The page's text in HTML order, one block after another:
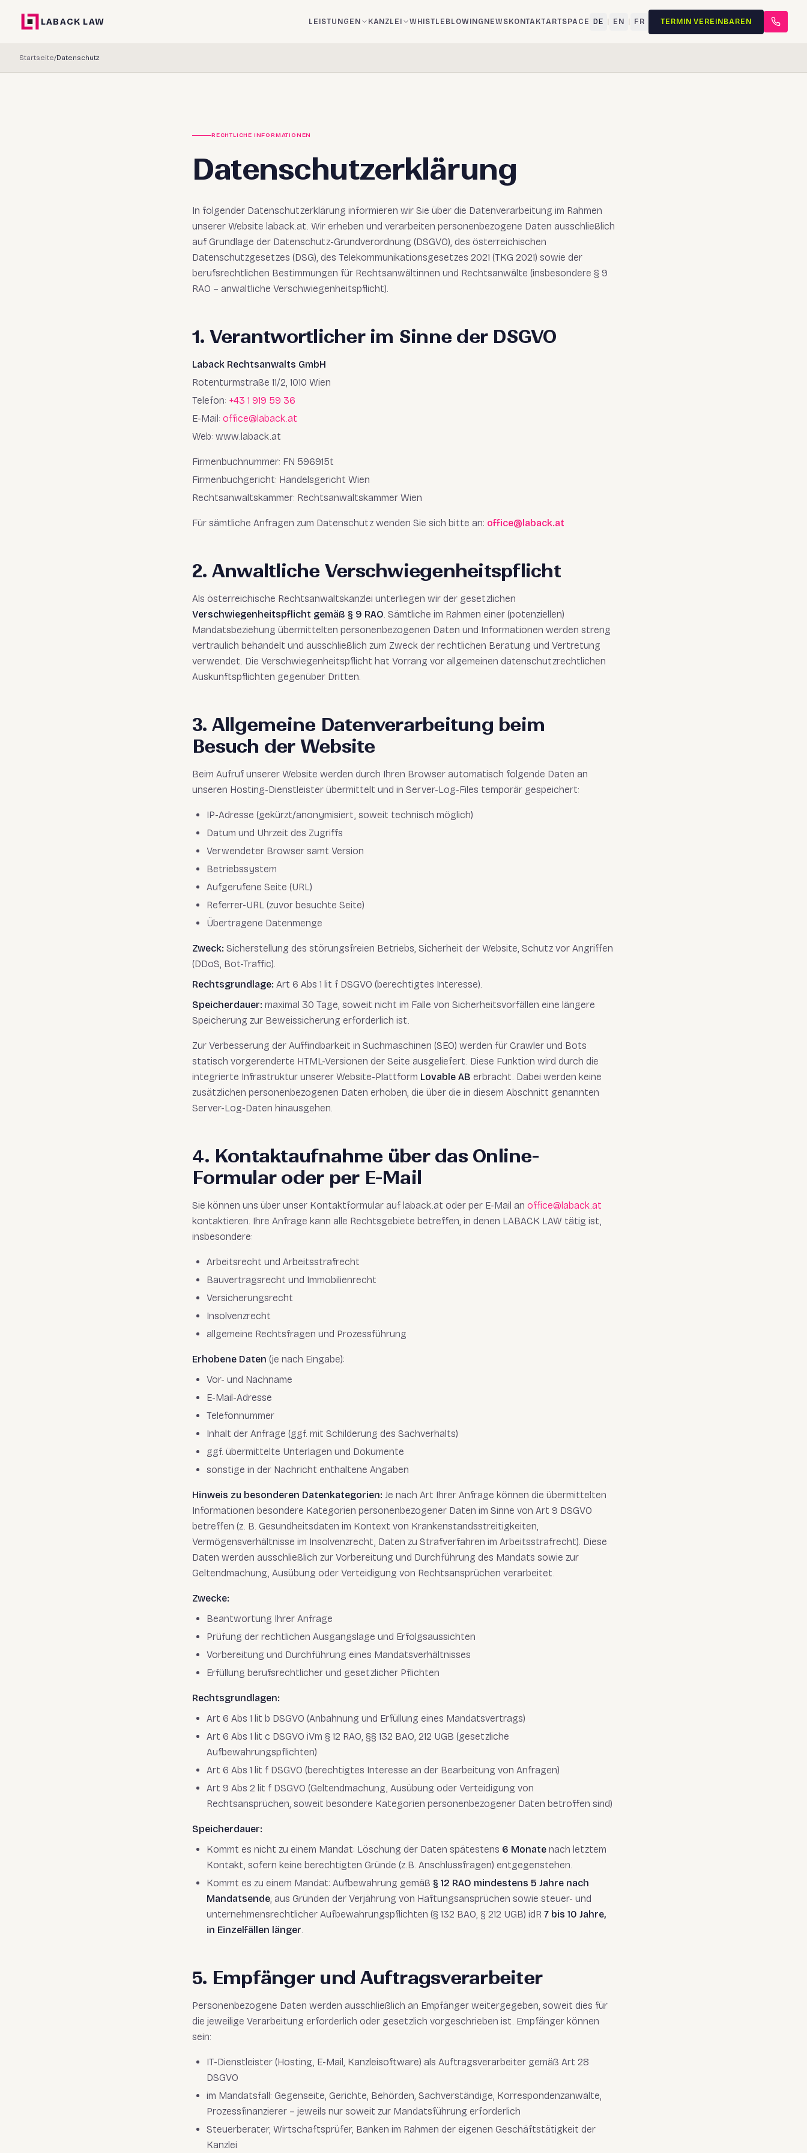
LABACK LAW LEISTUNGEN KANZLEI WHISTLEBLOWING NEWSKONTAKTARTSPACE DE | EN | FR TERMIN VEREINBAREN
Startseite/Datenschutz
RECHTLICHE INFORMATIONEN
Datenschutzerklärung
In folgender Datenschutzerklärung informieren wir Sie über die Datenverarbeitung im Rahmen
unserer Website laback.at. Wir erheben und verarbeiten personenbezogene Daten ausschließlich
auf Grundlage der Datenschutz-Grundverordnung (DSGVO), des österreichischen
Datenschutzgesetzes (DSG), des Telekommunikationsgesetzes 2021 (TKG 2021) sowie der
berufsrechtlichen Bestimmungen für Rechtsanwältinnen und Rechtsanwälte (insbesondere § 9
RAO – anwaltliche Verschwiegenheitspflicht).
1. Verantwortlicher im Sinne der DSGVO
Laback Rechtsanwalts GmbH
Rotenturmstraße 11/2, 1010 Wien
Telefon: +43 1 919 59 36
E-Mail: office@laback.at
Web: www.laback.at
Firmenbuchnummer: FN 596915t
Firmenbuchgericht: Handelsgericht Wien
Rechtsanwaltskammer: Rechtsanwaltskammer Wien
Für sämtliche Anfragen zum Datenschutz wenden Sie sich bitte an: office@laback.at
2. Anwaltliche Verschwiegenheitspflicht
Als österreichische Rechtsanwaltskanzlei unterliegen wir der gesetzlichen
Verschwiegenheitspflicht gemäß § 9 RAO. Sämtliche im Rahmen einer (potenziellen)
Mandatsbeziehung übermittelten personenbezogenen Daten und Informationen werden streng
vertraulich behandelt und ausschließlich zum Zweck der rechtlichen Beratung und Vertretung
verwendet. Die Verschwiegenheitspflicht hat Vorrang vor allgemeinen datenschutzrechtlichen
Auskunftspflichten gegenüber Dritten.
3. Allgemeine Datenverarbeitung beim
Besuch der Website
Beim Aufruf unserer Website werden durch Ihren Browser automatisch folgende Daten an
unseren Hosting-Dienstleister übermittelt und in Server-Log-Files temporär gespeichert:
IP-Adresse (gekürzt/anonymisiert, soweit technisch möglich)
Datum und Uhrzeit des Zugriffs
Verwendeter Browser samt Version
Betriebssystem
Aufgerufene Seite (URL)
Referrer-URL (zuvor besuchte Seite)
Übertragene Datenmenge
Zweck: Sicherstellung des störungsfreien Betriebs, Sicherheit der Website, Schutz vor Angriffen
(DDoS, Bot-Traffic).
Rechtsgrundlage: Art 6 Abs 1 lit f DSGVO (berechtigtes Interesse).
Speicherdauer: maximal 30 Tage, soweit nicht im Falle von Sicherheitsvorfällen eine längere
Speicherung zur Beweissicherung erforderlich ist.
Zur Verbesserung der Auffindbarkeit in Suchmaschinen (SEO) werden für Crawler und Bots
statisch vorgerenderte HTML-Versionen der Seite ausgeliefert. Diese Funktion wird durch die
integrierte Infrastruktur unserer Website-Plattform Lovable AB erbracht. Dabei werden keine
zusätzlichen personenbezogenen Daten erhoben, die über die in diesem Abschnitt genannten
Server-Log-Daten hinausgehen.
4. Kontaktaufnahme über das Online-
Formular oder per E-Mail
Sie können uns über unser Kontaktformular auf laback.at oder per E-Mail an office@laback.at
kontaktieren. Ihre Anfrage kann alle Rechtsgebiete betreffen, in denen LABACK LAW tätig ist,
insbesondere:
Arbeitsrecht und Arbeitsstrafrecht
Bauvertragsrecht und Immobilienrecht
Versicherungsrecht
Insolvenzrecht
allgemeine Rechtsfragen und Prozessführung
Erhobene Daten (je nach Eingabe):
Vor- und Nachname
E-Mail-Adresse
Telefonnummer
Inhalt der Anfrage (ggf. mit Schilderung des Sachverhalts)
ggf. übermittelte Unterlagen und Dokumente
sonstige in der Nachricht enthaltene Angaben
Hinweis zu besonderen Datenkategorien: Je nach Art Ihrer Anfrage können die übermittelten
Informationen besondere Kategorien personenbezogener Daten im Sinne von Art 9 DSGVO
betreffen (z. B. Gesundheitsdaten im Kontext von Krankenstandsstreitigkeiten,
Vermögensverhältnisse im Insolvenzrecht, Daten zu Strafverfahren im Arbeitsstrafrecht). Diese
Daten werden ausschließlich zur Vorbereitung und Durchführung des Mandats sowie zur
Geltendmachung, Ausübung oder Verteidigung von Rechtsansprüchen verarbeitet.
Zwecke:
Beantwortung Ihrer Anfrage
Prüfung der rechtlichen Ausgangslage und Erfolgsaussichten
Vorbereitung und Durchführung eines Mandatsverhältnisses
Erfüllung berufsrechtlicher und gesetzlicher Pflichten
Rechtsgrundlagen:
Art 6 Abs 1 lit b DSGVO (Anbahnung und Erfüllung eines Mandatsvertrags)
Art 6 Abs 1 lit c DSGVO iVm § 12 RAO, §§ 132 BAO, 212 UGB (gesetzliche
Aufbewahrungspflichten)
Art 6 Abs 1 lit f DSGVO (berechtigtes Interesse an der Bearbeitung von Anfragen)
Art 9 Abs 2 lit f DSGVO (Geltendmachung, Ausübung oder Verteidigung von
Rechtsansprüchen, soweit besondere Kategorien personenbezogener Daten betroffen sind)
Speicherdauer:
Kommt es nicht zu einem Mandat: Löschung der Daten spätestens 6 Monate nach letztem
Kontakt, sofern keine berechtigten Gründe (z.B. Anschlussfragen) entgegenstehen.
Kommt es zu einem Mandat: Aufbewahrung gemäß § 12 RAO mindestens 5 Jahre nach
Mandatsende; aus Gründen der Verjährung von Haftungsansprüchen sowie steuer- und
unternehmensrechtlicher Aufbewahrungspflichten (§ 132 BAO, § 212 UGB) idR 7 bis 10 Jahre,
in Einzelfällen länger.
5. Empfänger und Auftragsverarbeiter
Personenbezogene Daten werden ausschließlich an Empfänger weitergegeben, soweit dies für
die jeweilige Verarbeitung erforderlich oder gesetzlich vorgeschrieben ist. Empfänger können
sein:
IT-Dienstleister (Hosting, E-Mail, Kanzleisoftware) als Auftragsverarbeiter gemäß Art 28
DSGVO
im Mandatsfall: Gegenseite, Gerichte, Behörden, Sachverständige, Korrespondenzanwälte,
Prozessfinanzierer – jeweils nur soweit zur Mandatsführung erforderlich
Steuerberater, Wirtschaftsprüfer, Banken im Rahmen der eigenen Geschäftstätigkeit der
Kanzlei